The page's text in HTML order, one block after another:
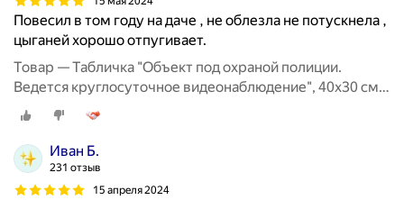
Повесил в том году на даче , не облезла не потускнела ,
цыганей хорошо отпугивает.
Товар — Табличка "Объект под охраной полиции.
Ведется круглосуточное видеонаблюдение", 40х30 см,
ПВХ
Иван Б.
231 отзыв
15 апреля 2024